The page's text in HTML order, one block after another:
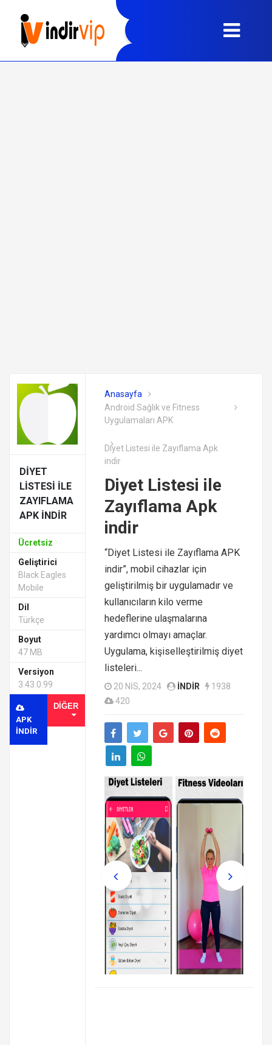
DIYET
LISTESI ILE
ZAYIFLAMA
APK INDIR
Ücretsiz
Geliştirici
Black Eagles
Mobile
Dil
Türkçe
Boyut
47 MB
Versiyon
3.43.0.99
APK
INDIR
DIĞER
Anasayfa
Android Sağlık ve Fitness
Uygulamaları APK
Diyet Listesi ile Zayıflama Apk
indir
Diyet Listesi ile
Zayıflama Apk
indir
“Diyet Listesi ile Zayıflama APK
indir”, mobil cihazlar için
geliştirilmiş bir uygulamadır ve
kullanıcıların kilo verme
hedeflerine ulaşmalarına
yardımcı olmayı amaçlar.
Uygulama, kişiselleştirilmiş diyet
listeleri...
20 NIS, 2024 INDIR
1938
420